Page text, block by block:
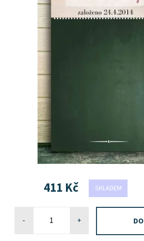
SKLADEM
411 Kč
- +